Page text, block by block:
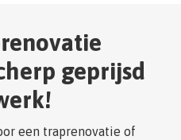
geprijsd
een traprenovatie of